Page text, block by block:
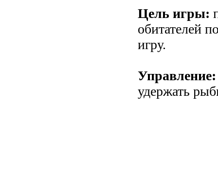
Цель игры:
обитателей
игру.
Управление:
удержать